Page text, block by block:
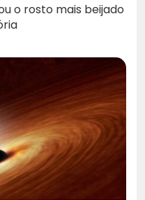
o rosto mais beijado